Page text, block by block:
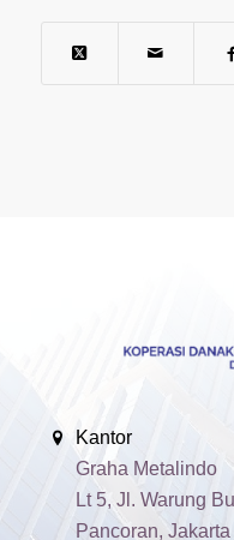
Kantor
Graha Metalindo
Lt 5, Jl. Warung
Pancoran,